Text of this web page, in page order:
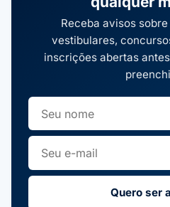
Receba avisos
vestibulares,
inscrições abertas
Quero ser